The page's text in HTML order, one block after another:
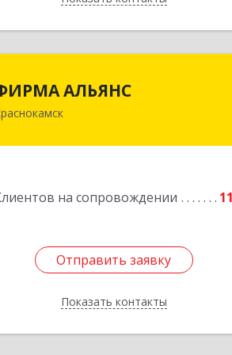
АЛЬЯНС
на сопровождении 11
Отправить заявку
Показать контакты
Отправить заявку
Назад